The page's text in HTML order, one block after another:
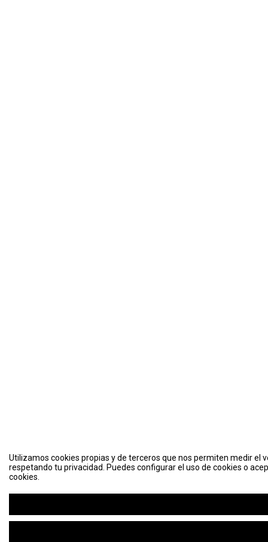
Utilizamos cookies propias y de terceros que nos permiten medir el
respetando tu privacidad. Puedes configurar el uso de cookies o
cookies.